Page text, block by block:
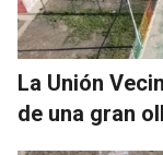
La Unión
de una gran